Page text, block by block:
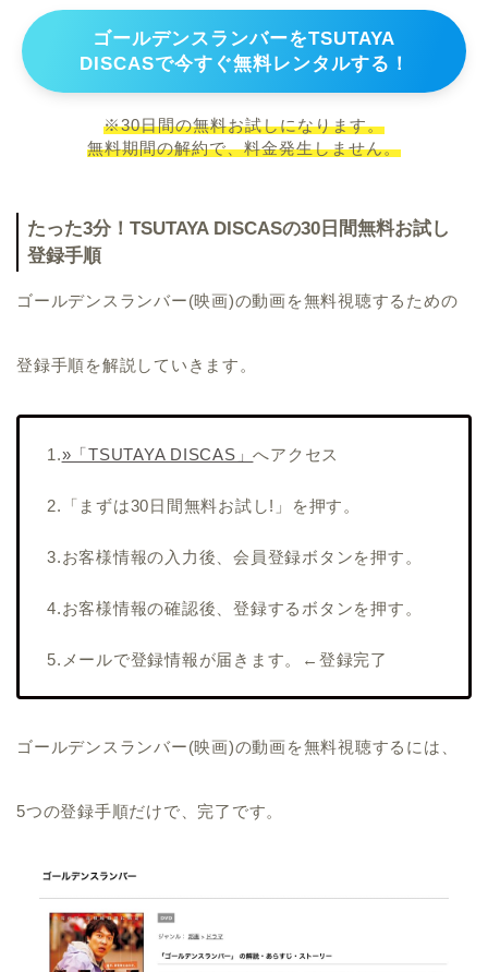
ゴールデンスランバーをTSUTAYA
DISCASで今すぐ無料レンタルする！
※30日間の無料お試しになります。
無料期間の解約で、料金発生しません。
たった3分！TSUTAYA DISCASの30日間無料お試し
登録手順
ゴールデンスランバー(映画)の動画を無料視聴するための
登録手順を解説していきます。
1.»「TSUTAYA DISCAS」へアクセス
2.「まずは30日間無料お試し!」を押す。
3.お客様情報の入力後、会員登録ボタンを押す。
4.お客様情報の確認後、登録するボタンを押す。
5.メールで登録情報が届きます。←登録完了
ゴールデンスランバー(映画)の動画を無料視聴するには、
5つの登録手順だけで、完了です。